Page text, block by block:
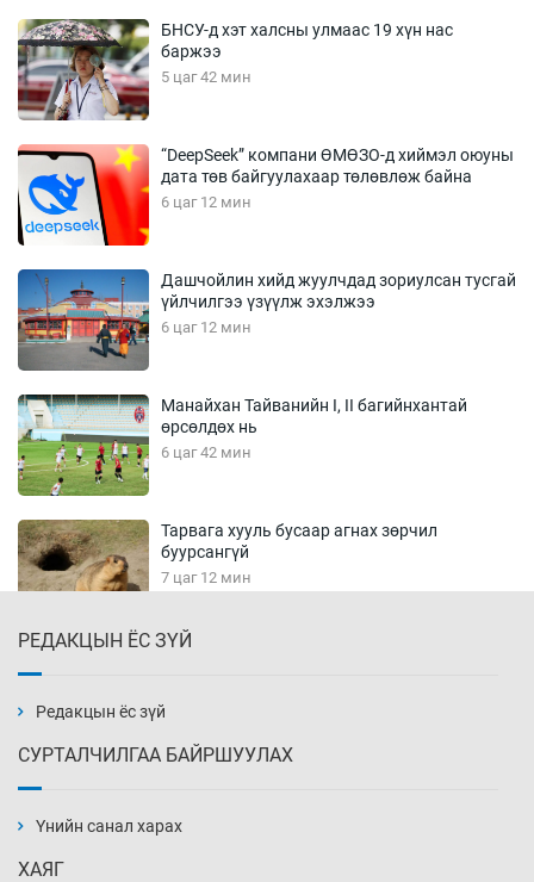
БНСУ-д хэт халсны улмаас 19 хүн нас
баржээ
5 цаг 42 мин
“DeepSeek” компани ӨМӨЗО-д хиймэл оюуны
дата төв байгуулахаар төлөвлөж байна
6 цаг 12 мин
Дашчойлин хийд жуулчдад зориулсан тусгай
үйлчилгээ үзүүлж эхэлжээ
6 цаг 12 мин
Манайхан Тайванийн I, II багийнхантай
өрсөлдөх нь
6 цаг 42 мин
Тарвага хууль бусаар агнах зөрчил
буурсангүй
7 цаг 12 мин
7 цаг 42 мин
8 цаг 12 мин
РЕДАКЦЫН ЁС ЗҮЙ
Редакцын ёс зүй
СУРТАЛЧИЛГАА БАЙРШУУЛАХ
Үнийн санал харах
ХАЯГ